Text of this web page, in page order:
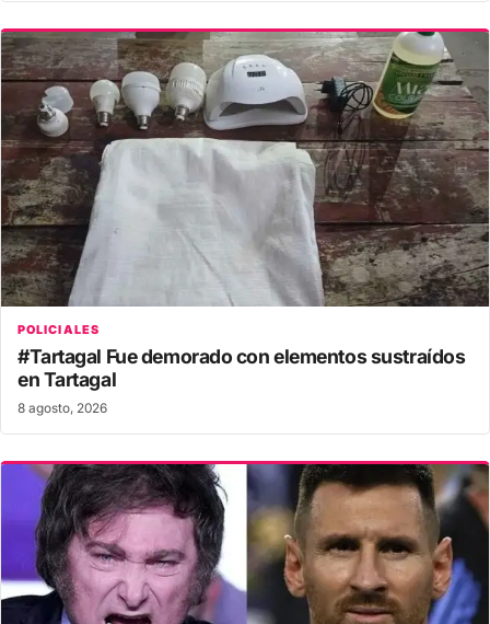
POLICIALES
#Tartagal Fue demorado con elementos sustraídos
en Tartagal
8 agosto, 2026